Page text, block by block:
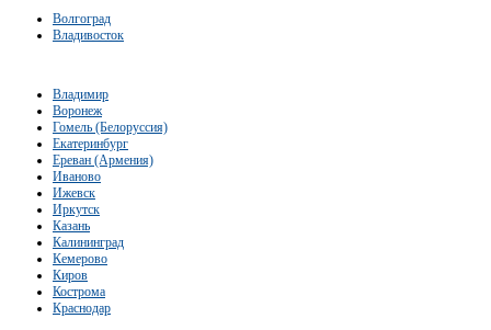
Волгоград
Владивосток
Владимир
Воронеж
Гомель (Белоруссия)
Екатеринбург
Ереван (Армения)
Иваново
Ижевск
Иркутск
Казань
Калининград
Кемерово
Киров
Кострома
Краснодар